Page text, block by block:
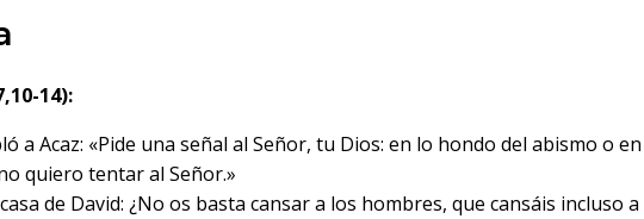
14):
a Acaz: «Pide una señal al Señor, tu Dios: en lo hondo del abismo o
quiero tentar al Señor.»
de David: ¿No os basta cansar a los hombres, que cansáis incluso